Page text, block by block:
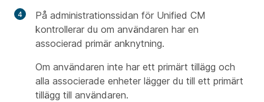
På administrationssidan för Unified CM
kontrollerar du om användaren har en
associerad primär anknytning.
Om användaren inte har ett primärt tillägg och
alla associerade enheter lägger du till ett primärt
tillägg till användaren.